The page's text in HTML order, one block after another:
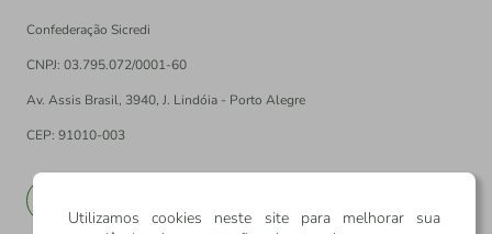
Confederação Sicredi
CNPJ: 03.795.072/0001-60
Av. Assis Brasil, 3940, J. Lindóia - Porto Alegre
CEP: 91010-003
Utilizamos cookies neste site para melhorar sua